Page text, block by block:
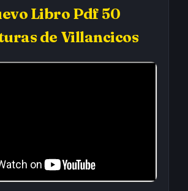
Libro Pdf 50
de Villancicos